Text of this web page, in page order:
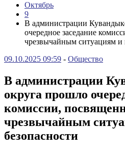
Октябрь
9
В администрации
очередное заседание
чрезвычайным ситуациям и
09.10.2025 09:59 - Общество
В администрации
округа прошло
комиссии,
чрезвычайным
безопасности